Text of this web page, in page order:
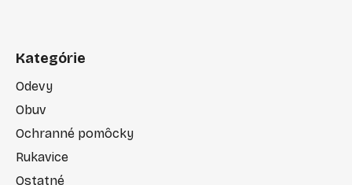
Kategórie
Odevy
Obuv
Ochranné pomôcky
Rukavice
Ostatné